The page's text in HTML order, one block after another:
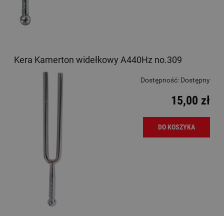
Kera Kamerton widełkowy A440Hz no.309
Dostępność: Dostępny
15,00 zł
DO KOSZYKA